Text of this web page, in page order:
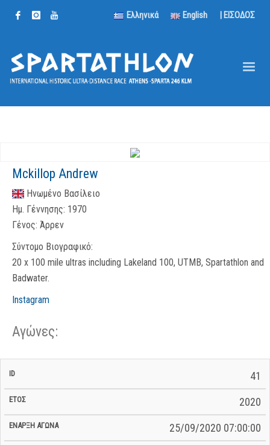
Ελληνικά English | ΕΙΣΟΔΟΣ
Mckillop Andrew
Ηνωμένο Βασίλειο
Ημ. Γέννησης: 1970
Γένος: Άρρεν
Σύντομο Βιογραφικό:
20 x 100 mile ultras including Lakeland 100, UTMB, Spartathlon and
Badwater.
Instagram
Αγώνες:
Αγώνα
Ημερομηνία
41
2020
25/09/2020 07:00:00